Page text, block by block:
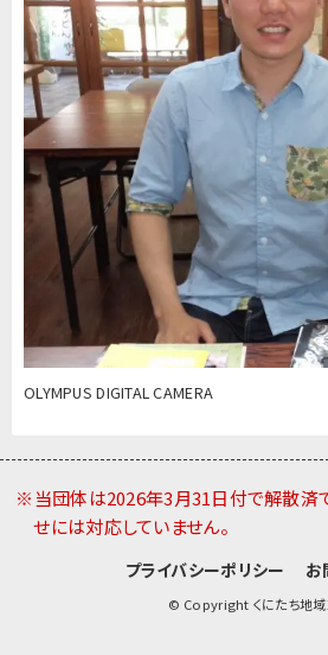
OLYMPUS DIGITAL CAMERA
※当団体は2026年3月31日付で解散済で
せには対応していません。
プライバシーポリシー お
© Copyright くにたち地域